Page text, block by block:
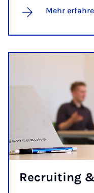
Mehr
Re­crui­ting